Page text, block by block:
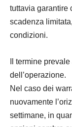
tuttavia garantire
scadenza
condizioni.
Il termine
dell’operazione.
Nel caso dei
nuovamente
settimane, in